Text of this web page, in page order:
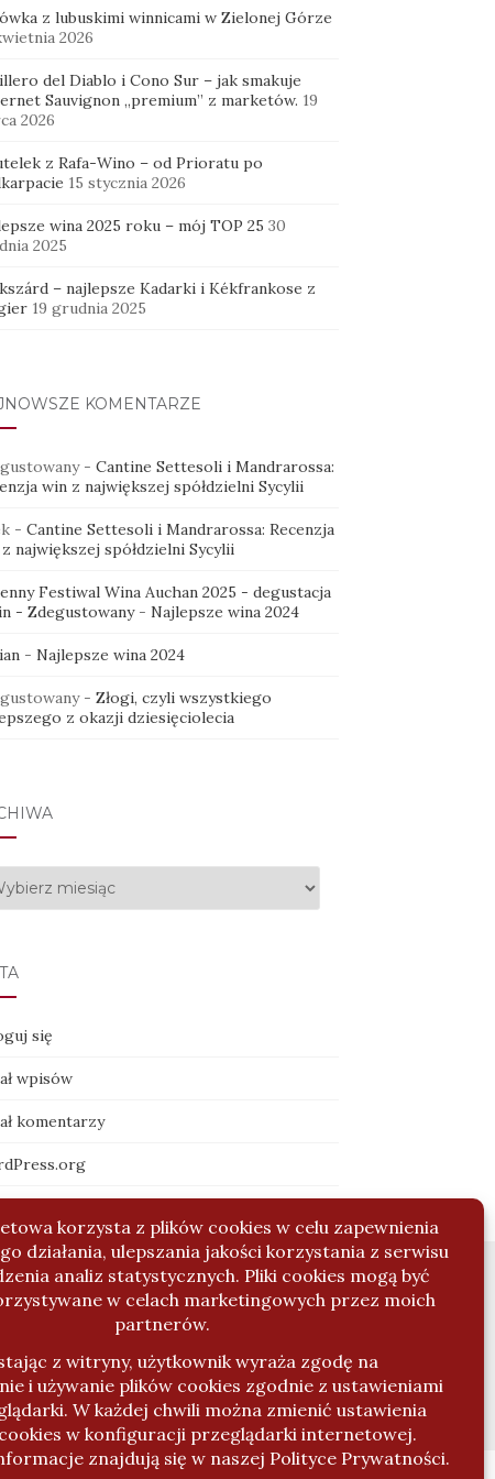
WCZYTAJ WIĘCEJ...
z lubuskimi winnicami w Zielonej Górze
2026
del Diablo i Cono Sur – jak smakuje
Sauvignon „premium” z marketów. 19
2026
z Rafa-Wino – od Prioratu po
15 stycznia 2026
wina 2025 roku – mój TOP 25 30
2025
– najlepsze Kadarki i Kékfrankose z
19 grudnia 2025
KOMENTARZE
- Cantine Settesoli i Mandrarossa:
win z największej spółdzielni Sycylii
- Cantine Settesoli i Mandrarossa: Recenzja
największej spółdzielni Sycylii
Festiwal Wina Auchan 2025 - degustacja
- Zdegustowany- Najlepsze wina 2024
- Najlepsze wina 2024
- Złogi, czyli wszystkiego
z okazji dziesięciolecia
się
wpisów
komentarzy